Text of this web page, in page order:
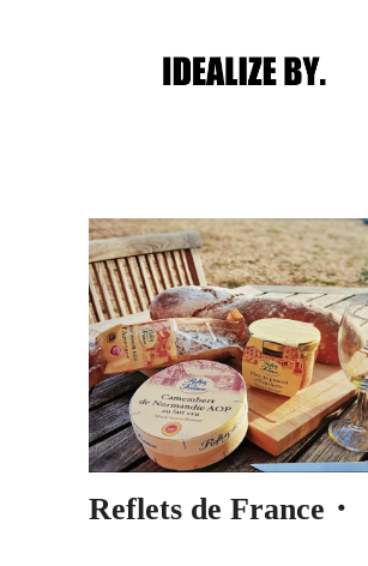
Post navigation
Reflets de France・